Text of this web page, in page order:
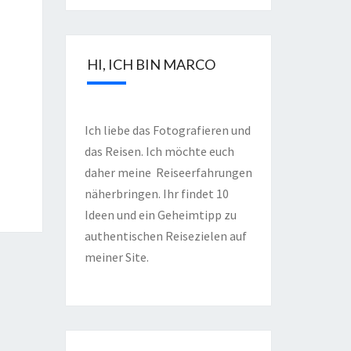
HI, ICH BIN MARCO
Ich liebe das Fotografieren und
das Reisen. Ich möchte euch
daher meine Reiseerfahrungen
näherbringen. Ihr findet 10
Ideen und ein Geheimtipp zu
authentischen Reisezielen auf
meiner Site.